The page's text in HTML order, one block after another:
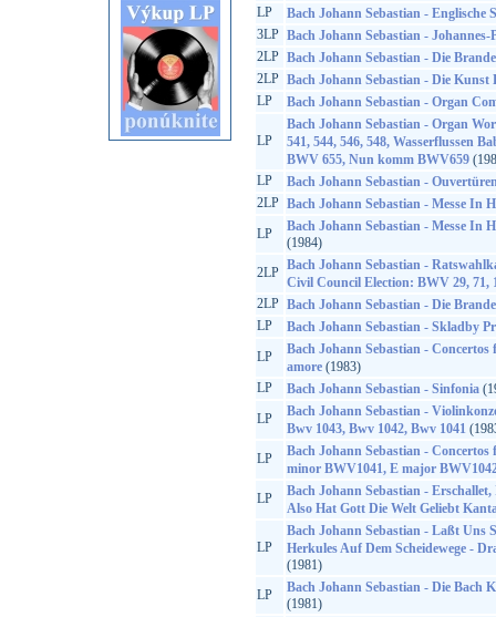
LP
Bach Johann Sebastian - Englische
3LP Bach Johann Sebastian - Johannes-
2LP Bach Johann Sebastian - Die
2LP Bach Johann Sebastian - Die Kunst
LP
Bach Johann Sebastian - Organ
LP
Bach Johann Sebastian - Organ
541, 544, 546, 548, Wasserflussen
BWV 655, Nun komm BWV659
LP
Bach Johann Sebastian -
2LP Bach Johann Sebastian - Messe In
LP
Bach Johann Sebastian - Messe In
(1984)
2LP Bach Johann Sebastian -
Civil Council Election: BWV 29, 71,
2LP Bach Johann Sebastian - Die
LP
Bach Johann Sebastian - Skladby
LP
Bach Johann Sebastian - Concertos
amore(1983)
LP
Bach Johann Sebastian - Sinfonia
LP
Bach Johann Sebastian -
Bwv 1043, Bwv 1042, Bwv 1041
LP
Bach Johann Sebastian -
minor BWV1041, E major
LP
Bach Johann Sebastian -
Also Hat Gott Die Welt Geliebt
LP
Bach Johann Sebastian - Laßt Uns
Herkules Auf Dem Scheidewege -
(1981)
LP
Bach Johann Sebastian - Die Bach
(1981)